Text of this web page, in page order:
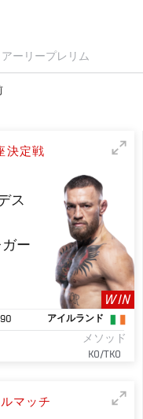
アーリープレリム
決定戦
ス
ー
WIN
アイルランド
メソッド
KO/TKO
マッチ